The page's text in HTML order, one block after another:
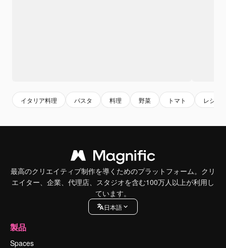
イタリア料理 パスタ 料理 野菜 トマト レシピ
最高のクリエイティブ制作を導くためのプラットフォーム。クリ
エイター、企業、代理店、スタジオを含む100万人以上が利用し
ています。
日本語
製品
Spaces